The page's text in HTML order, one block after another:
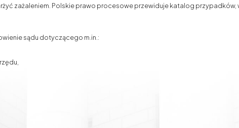
zażaleniem. Polskie prawo procesowe przewiduje katalog
sądu dotyczącego m.in.: